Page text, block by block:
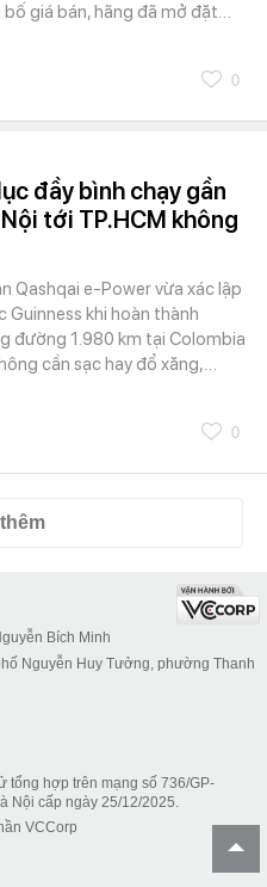
bố giá bán, hãng đã mở đặt…
0
đầy bình chạy gần
tới TP.HCM không
Qashqai e-Power vừa xác lập
Guinness khi hoàn thành
đường 1.980 km tại Colombia
cần sạc hay đổ xăng,…
0
Bích Minh
Nguyễn Huy Tưởng, phường Thanh
tổng hợp trên mạng số 736/GP-
Nội cấp ngày 25/12/2025.
VCCorp